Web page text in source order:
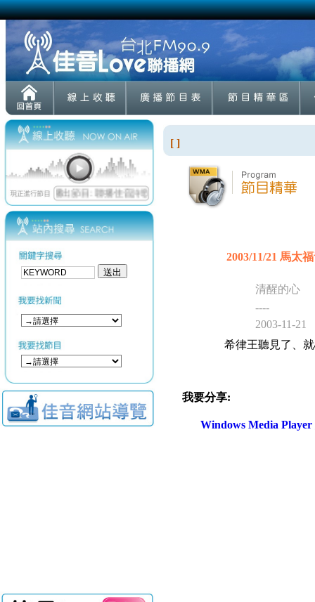
[ ]
2003/11/21 馬太
清醒的心
----
2003-11-21
希律王聽見了、
我要分享:
Windows Media